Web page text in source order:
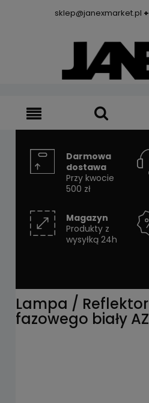
sklep@janexmarket.pl
Darmowa
dostawa
Przy kwocie
500 zł
Magazyn
Produkty z
wysyłką 24h
Lampa / Reflektor
fazowego biały